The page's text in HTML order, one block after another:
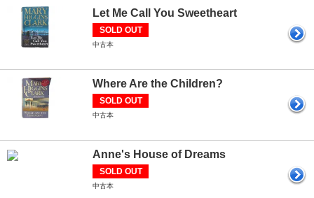
Let Me Call You Sweetheart
SOLD OUT
中古本
Where Are the Children?
SOLD OUT
中古本
Anne's House of Dreams
SOLD OUT
中古本